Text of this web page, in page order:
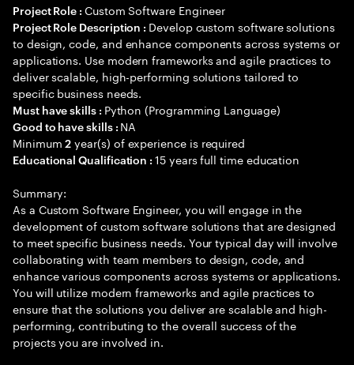
Project Role : Custom Software Engineer
Project Role Description : Develop custom software solutions
to design, code, and enhance components across systems or
applications. Use modern frameworks and agile practices to
deliver scalable, high-performing solutions tailored to
specific business needs.
Must have skills : Python (Programming Language)
Good to have skills : NA
Minimum2 year(s) of experience is required
Educational Qualification :15 years full time education
Summary:
As a Custom Software Engineer, you will engage in the
development of custom software solutions that are designed
to meet specific business needs. Your typical day will involve
collaborating with team members to design, code, and
enhance various components across systems or applications.
You will utilize modern frameworks and agile practices to
ensure that the solutions you deliver are scalable and high-
performing, contributing to the overall success of the
projects you are involved in.